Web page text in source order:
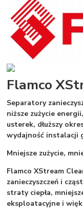
Flamco
Separatory
niższe zużycie
usterek, dłuższy
wydajność instalacji
Mniejsze zużycie,
Flamco XStream
zanieczyszczeń i
straty ciepła,
eksploatacyjne i